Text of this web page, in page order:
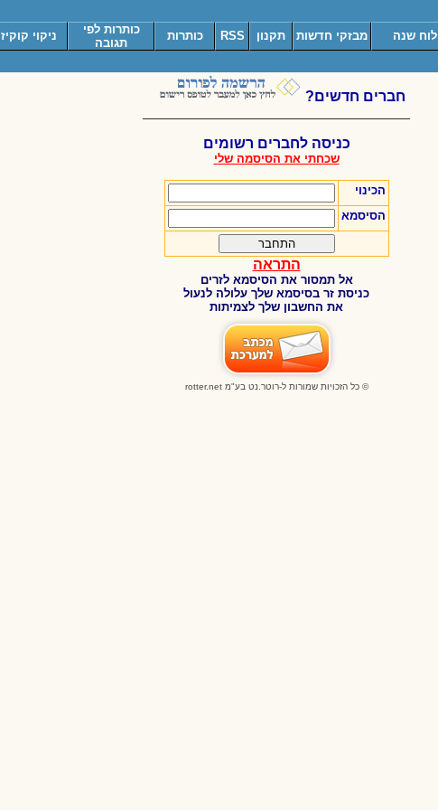
לוח שנה מבזקי חדשות תקנון RSS כותרות
כותרות לפי
תגובה
ניקוי קוקיז
חברים חדשים?
כניסה לחברים רשומים
שכחתי את הסיסמה שלי
הכינוי
הסיסמא
התראה
אל תמסור את הסיסמא לזרים
כניסת זר בסיסמא שלך עלולה לנעול
את החשבון שלך לצמיתות
© כל הזכויות שמורות ל-רוטר.נט בע"מrotter.net